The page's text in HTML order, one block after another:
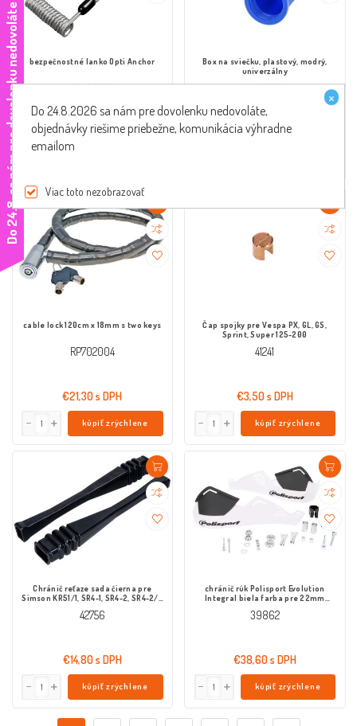
bezpečnostné lanko Opti Anchor
OL-90553
€14,00 s DPH
Box na sviečku, plastový, modrý,
univerzálny
VC19275
€7,00 s DPH
cable lock 120cm x 18mm s two keys
RP702004
€21,30 s DPH
kúpiť zrýchlene
Čap spojky pre Vespa PX, GL, GS,
Sprint, Super 125-200
41241
€3,50 s DPH
kúpiť zrýchlene
Chránič reťaze sada čierna pre
Simson KR51/1, SR4-1, SR4-2, SR4-2/1,
Spatz, Habicht
42756
€14,80 s DPH
kúpiť zrýchlene
chránič rúk Polisport Evolution
Integral biela farba pre 22mm
39862
€38,60 s DPH
kúpiť zrýchlene
D
o
2
4
.
8
.
s
a
n
á
m
p
r
e
d
o
v
o
l
e
n
k
u
n
e
d
o
v
o
l
á
t
e ×
Do 24.8.2026 sa nám pre dovolenku nedovoláte,
objednávky riešime priebežne, komunikácia výhradne
emailom
Viac toto nezobrazovať